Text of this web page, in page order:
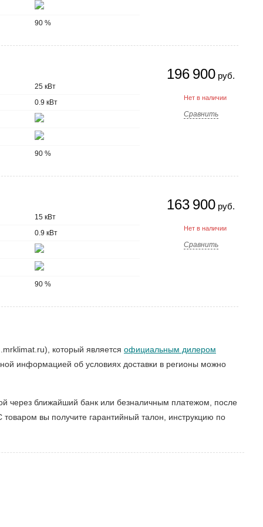
90 %
196 900 руб.
Нет в наличии
Сравнить
25 кВт
0.9 кВт
90 %
163 900 руб.
Нет в наличии
Сравнить
15 кВт
0.9 кВт
90 %
который является официальным дилером
информацией об условиях доставки в регионы можно
через ближайший банк или безналичным платежом, после
вы получите гарантийный талон, инструкцию по